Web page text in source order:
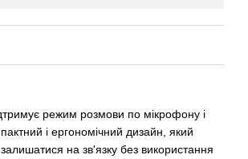
режим розмови по мікрофону і
і ергономічний дизайн, який
на зв'язку без використання